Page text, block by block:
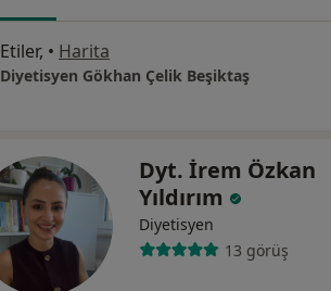
Etiler, • Harita
Diyetisyen Gökhan Çelik Beşiktaş
Dyt. İrem Özkan
Yıldırım
Diyetisyen
13 görüş